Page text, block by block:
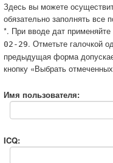
Вход
Здесь вы можете
обязательно заполнять все
*. При вводе дат
02-29. Отметьте галочкой
предыдущая форма
кнопку «Выбрать
Имя пользователя:
ICQ: